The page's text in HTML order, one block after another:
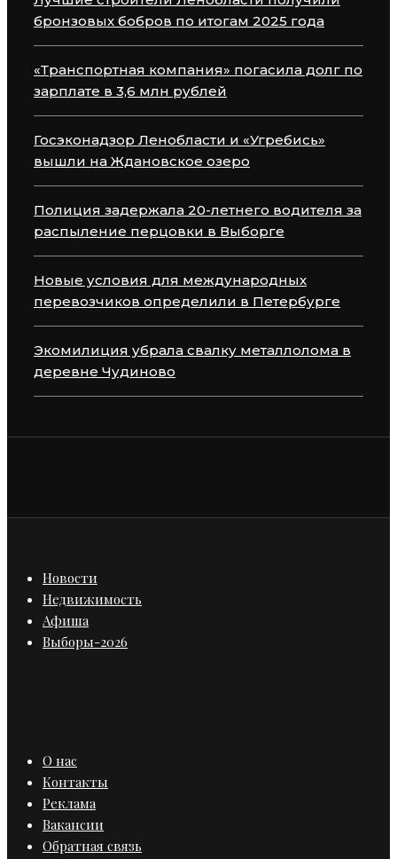
бронзовых бобров по итогам 2025 года
«Транспортная компания» погасила долг по
зарплате в 3,6 млн рублей
Госэконадзор Ленобласти и «Угребись»
вышли на Ждановское озеро
Полиция задержала 20-летнего водителя за
распыление перцовки в Выборге
Новые условия для международных
перевозчиков определили в Петербурге
Экомилиция убрала свалку металлолома в
деревне Чудиново
Новости
Недвижимость
Афиша
Выборы-2026
О нас
Контакты
Реклама
Вакансии
Обратная связь